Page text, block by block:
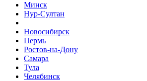
Минск
Нур-Султан
Новосибирск
Пермь
Ростов-на-Дону
Самара
Тула
Челябинск